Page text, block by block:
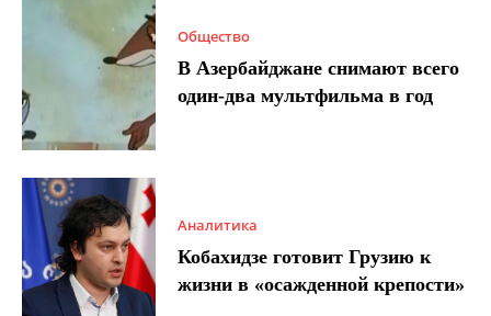
Общество
В Азербайджане снимают всего
один-два мультфильма в год
Аналитика
Кобахидзе готовит Грузию к
жизни в «осажденной крепости»